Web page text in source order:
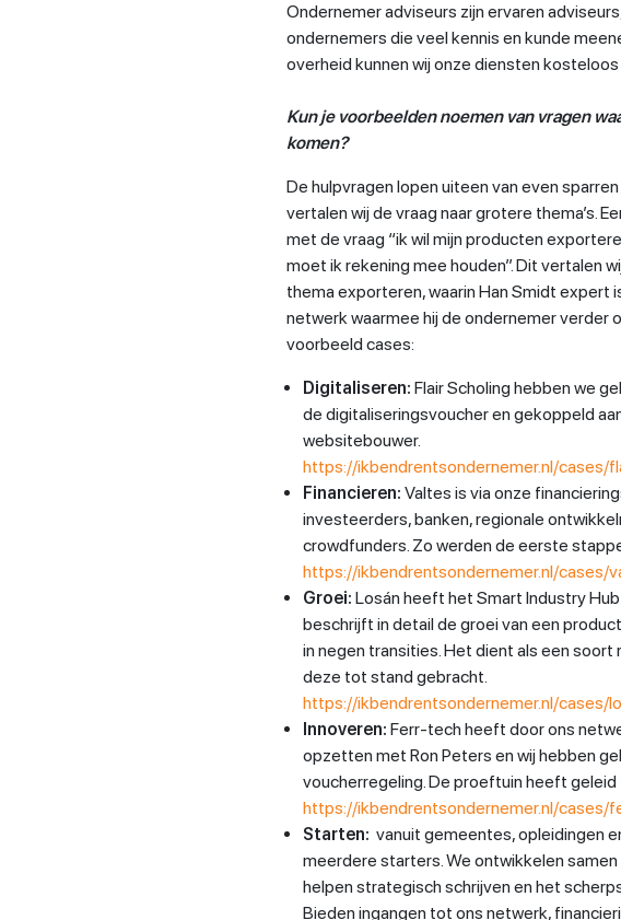
Ondernemer adviseurs zijn ervaren
ondernemers die veel kennis en kunde
overheid kunnen wij onze diensten kosteloos
Kun je voorbeelden noemen van vragen
komen?
De hulpvragen lopen uiteen van even
vertalen wij de vraag naar grotere thema’s.
met de vraag “ik wil mijn producten
moet ik rekening mee houden”. Dit vertalen
thema exporteren, waarin Han Smidt expert
netwerk waarmee hij de ondernemer verder
voorbeeld cases:
Digitaliseren: Flair Scholing hebben we
de digitaliseringsvoucher en gekoppeld
websitebouwer.
https://ikbendrentsondernemer.nl/cases/
Financieren: Valtes is via onze
investeerders, banken, regionale
crowdfunders. Zo werden de eerste
https://ikbendrentsondernemer.nl/cases/
Groei: Losán heeft het Smart Industry
beschrijft in detail de groei van een
in negen transities. Het dient als een soort
deze tot stand gebracht.
https://ikbendrentsondernemer.nl/cases/
Innoveren: Ferr-tech heeft door ons
opzetten met Ron Peters en wij hebben
voucherregeling. De proeftuin heeft
https://ikbendrentsondernemer.nl/cases/
Starten: vanuit gemeentes, opleidingen
meerdere starters. We ontwikkelen
helpen strategisch schrijven en het
Bieden ingangen tot ons netwerk,